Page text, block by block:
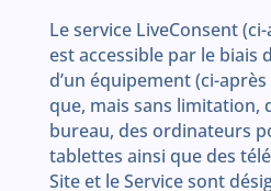
Le service LiveConsent
est accessible par le biais
d’un équipement (ci-après
que, mais sans limitation,
bureau, des ordinateurs
tablettes ainsi que des
Site et le Service sont